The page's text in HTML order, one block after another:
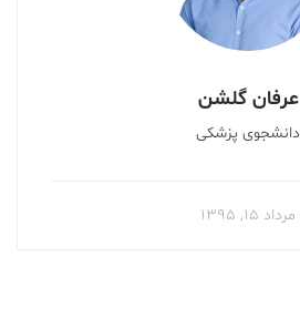
عرفان گلشن
دانشجوی پزشکی
مرداد ۱۵, ۱۳۹۵